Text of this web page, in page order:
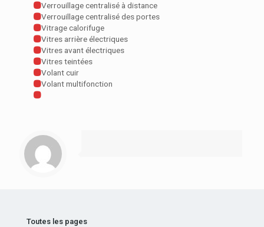
Verrouillage centralisé à distance
Verrouillage centralisé des portes
Vitrage calorifuge
Vitres arrière électriques
Vitres avant électriques
Vitres teintées
Volant cuir
Volant multifonction
Toutes les pages